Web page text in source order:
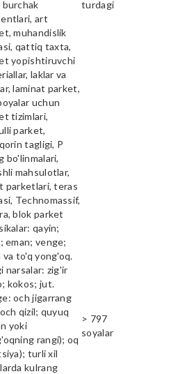
burchak
art
muhandislik
qattiq taxta,
yopishtiruvchi
laklar va
laminat parket,
uchun
tizimlari,
parket,
tagligi, P
bo'linmalari,
mahsulotlar,
parketlari, teras
Technomassif,
blok parket
turdagi
qayin;
eman; venge;
va to'q yong'oq.
narsalar: zig'ir
kokos; jut.
och jigarrang
qizil; quyuq
yoki
rangi); oq
turli xil
kulrang
> 797
soyalar